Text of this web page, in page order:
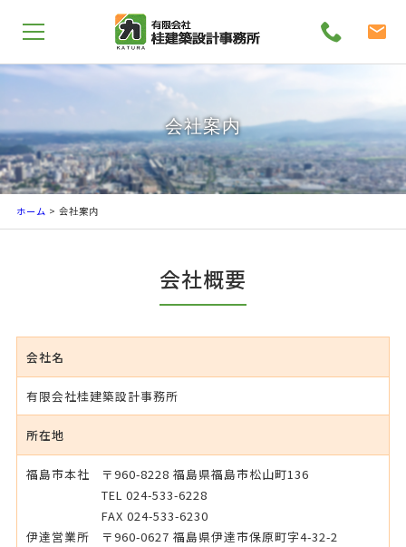
会社案内
ホーム > 会社案内
会社概要
会社名
有限会社桂建築設計事務所
所在地
福島市本社
〒960-8228 福島県福島市松山町136
TEL 024-533-6228
FAX 024-533-6230
伊達営業所
〒960-0627 福島県伊達市保原町字4-32-2